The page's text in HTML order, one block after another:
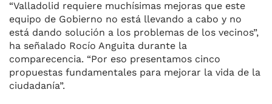
“Valladolid requiere muchísimas mejoras que este
equipo de Gobierno no está llevando a cabo y no
está dando solución a los problemas de los vecinos”,
ha señalado Rocío Anguita durante la
comparecencia. “Por eso presentamos cinco
propuestas fundamentales para mejorar la vida de la
ciudadanía”.